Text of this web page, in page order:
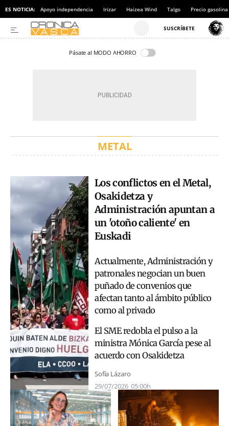
ES NOTICIA: Apoyo independencia Irizar Haizea Wind Talgo Precio gasolina
Pásate al MODO AHORRO
METAL
Los conflictos en el Metal,
Osakidetza y
Administración apuntan a
un 'otoño caliente' en
Euskadi
Actualmente, Administración y
patronales negocian un buen
puñado de convenios que
afectan tanto al ámbito público
como al privado
El SME redobla el pulso a la
ministra Mónica García pese al
acuerdo con Osakidetza
Sofía Lázaro
29/07/2026 05:00h